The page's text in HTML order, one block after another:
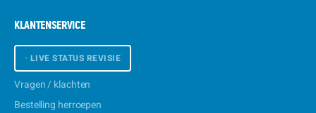
KLANTENSERVICE
• LIVE STATUS REVISIE
Vragen / klachten
Bestelling herroepen